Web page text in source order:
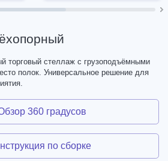
торговый стеллаж с грузоподъёмными
полок. Универсальное решение для
360 градусов
по сборке